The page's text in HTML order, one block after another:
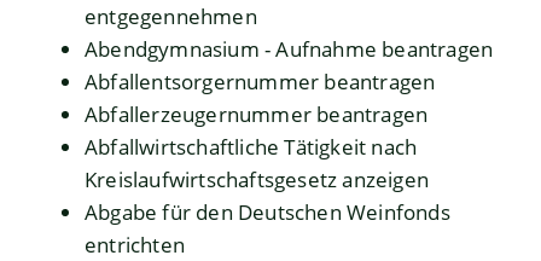
entgegennehmen
Abendgymnasium - Aufnahme beantragen
Abfallentsorgernummer beantragen
Abfallerzeugernummer beantragen
Abfallwirtschaftliche Tätigkeit nach
Kreislaufwirtschaftsgesetz anzeigen
Abgabe für den Deutschen Weinfonds
entrichten